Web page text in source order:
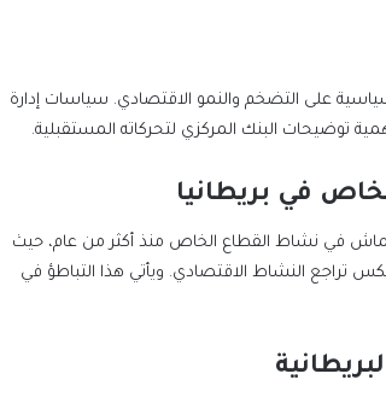
على التضخم والنمو الاقتصادي. سياسات إدارة
توضيحات البنك المركزي لتحركاته المستقبلية.
في بريطانيا
في نشاط القطاع الخاص منذ أكثر من عام، حيث
نقطة في نوفمبر، مما يعكس تراجع النشاط الاقتصادي. ويأتي هذا التباطؤ في